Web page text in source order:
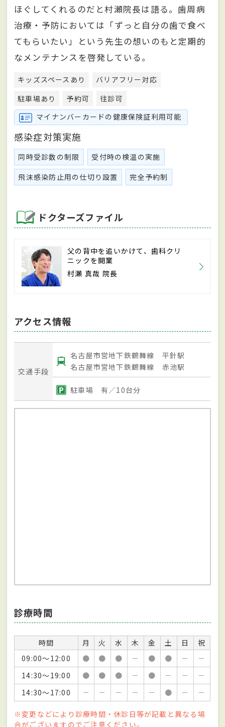
ほぐしてくれるのだと村瀬院長は語る。歯周病
治療・予防においては「ずっと自分の歯で食べ
てもらいたい」という先生の想いのもと定期的
なメンテナンスを啓発している。
キッズスペースあり
バリアフリー対応
駐車場あり
予約可
往診可
マイナンバーカードの健康保険証利用可能
感染症対策実施
同時受診数の制限 受付時の検温の実施
飛沫感染防止用の仕切り設置 完全予約制
ドクターズファイル
父の背中を追いかけて、歯科クリ
ニックを開業
村瀬 真哉 院長
アクセス情報
交通手段
名古屋市営地下鉄鶴舞線 平針駅
名古屋市営地下鉄鶴舞線 赤池駅
駐車場 有／10台分
診療時間
時間 月 火 水 木 金 土 日
祝
09:00～12:00
● ● ● － ● ● －
－
14:30～19:00
● ● ● － ● － －
－
14:30～17:00
－ － － － － ● － －
※変更などにより診療時間・休診日等が記載と異なる場
合がございますのでご注意ください。